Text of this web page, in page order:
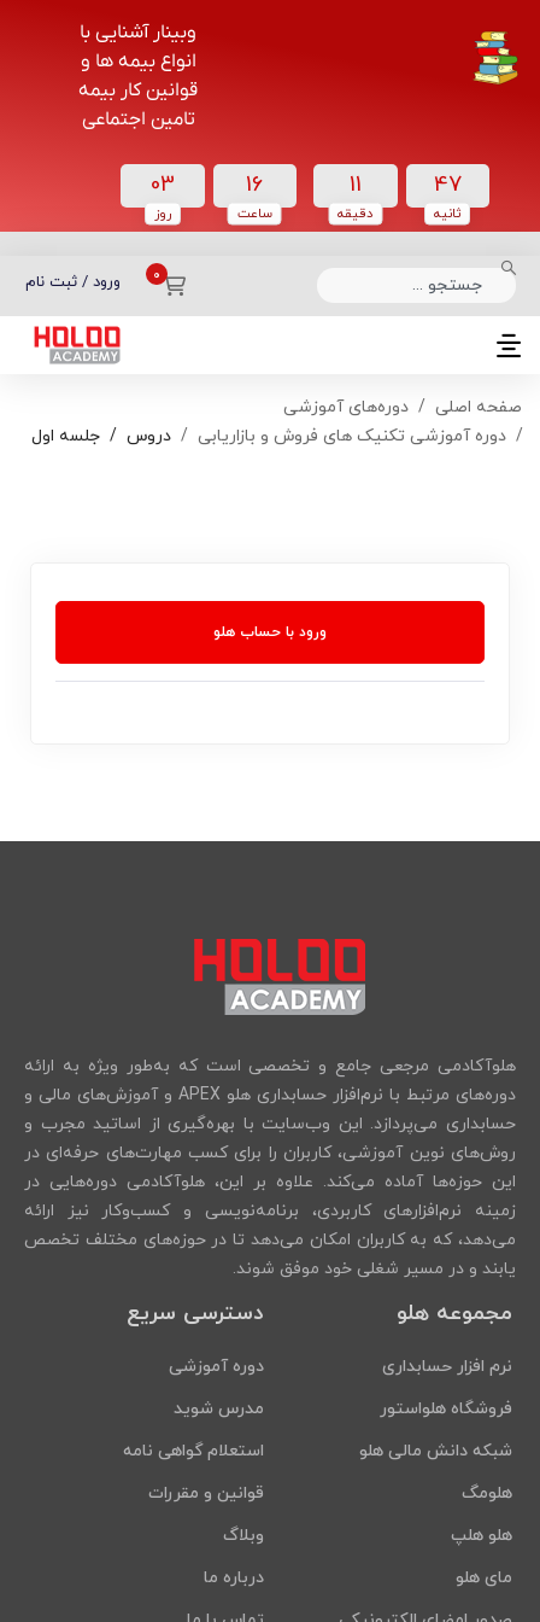
وبینار آشنایی با
انواع بیمه ها و
قوانین کار بیمه
تامین اجتماعی
03
روز
16
ساعت‌
11
دقیقه
47
ثانیه
ورود / ثبت نام
دسته بندی دوره‌ها
صفحه اصلی
دوره‌های آموزشی
دوره آموزشی تکنیک های فروش و بازاریابی
دروس جلسه اول
ورود با حساب هلو
هلوآکادمی مرجعی جامع و تخصصی است که به‌طور ویژه به ارائه
دوره‌های مرتبط با نرم‌افزار حسابداری هلو APEX و آموزش‌های مالی و
حسابداری می‌پردازد. این وب‌سایت با بهره‌گیری از اساتید مجرب و
روش‌های نوین آموزشی، کاربران را برای کسب مهارت‌های حرفه‌ای در
این حوزه‌ها آماده می‌کند. علاوه بر این، هلوآکادمی دوره‌هایی در
زمینه نرم‌افزارهای کاربردی، برنامه‌نویسی و کسب‌وکار نیز ارائه
می‌دهد، که به کاربران امکان می‌دهد تا در حوزه‌های مختلف تخصص
یابند و در مسیر شغلی خود موفق شوند.
مجموعه هلو
نرم افزار حسابداری
فروشگاه هلواستور
شبکه دانش مالی هلو
هلومگ
هلو هلپ
مای هلو
دسترسی سریع
دوره آموزشی
مدرس شوید
استعلام گواهی نامه
قوانین و مقررات
وبلاگ
درباره ما